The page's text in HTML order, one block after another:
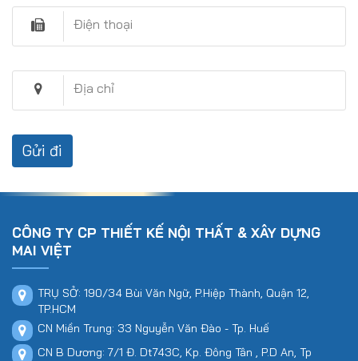
Điện thoại
Địa chỉ
CÔNG TY CP THIẾT KẾ NỘI THẤT & XÂY DỰNG
MAI VIỆT
TRỤ SỞ: 190/34 Bùi Văn Ngữ, P.Hiệp Thành, Quận 12,
TP.HCM
CN Miền Trung: 33 Nguyễn Văn Đào - Tp. Huế
CN B Dương: 7/1 Đ. Dt743C, Kp. Đông Tân , P.D An, Tp